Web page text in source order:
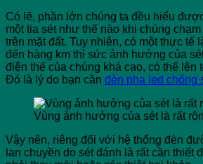
Có lẽ, phần lớn chúng ta đều hiểu
một tia sét như thế nào khi chúng
trên mặt đất. Tuy nhiên, có một thực tế
đến hàng km thì sức ảnh hưởng của
điện thế của chúng khá cao, có thể lên
Đó là lý do bạn cần đèn pha led chống
Vùng ảnh hưởng của sét là rất
Vậy nên, riêng đối với hệ thống đèn
lan chuyền do sét đánh là rất cần thiết